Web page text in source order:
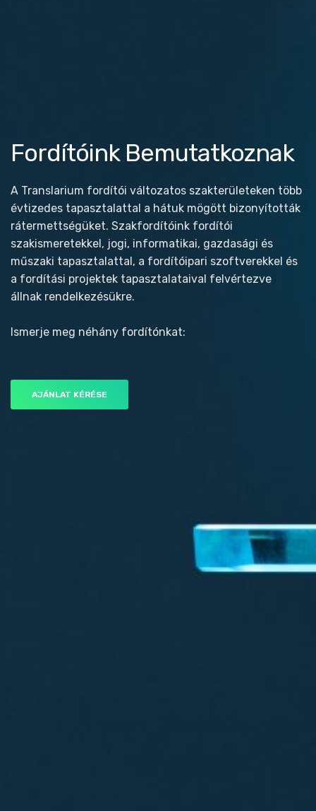
Fordítóink Bemutatkoznak
A Translarium fordítói változatos szakterületeken több
évtizedes tapasztalattal a hátuk mögött bizonyították
rátermettségüket. Szakfordítóink fordítói
szakismeretekkel, jogi, informatikai, gazdasági és
műszaki tapasztalattal, a fordítóipari szoftverekkel és
a fordítási projektek tapasztalataival felvértezve
állnak rendelkezésükre.
Ismerje meg néhány fordítónkat:
AJÁNLAT KÉRÉSE